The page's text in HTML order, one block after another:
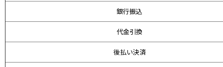
銀行振込
代金引換
後払い決済